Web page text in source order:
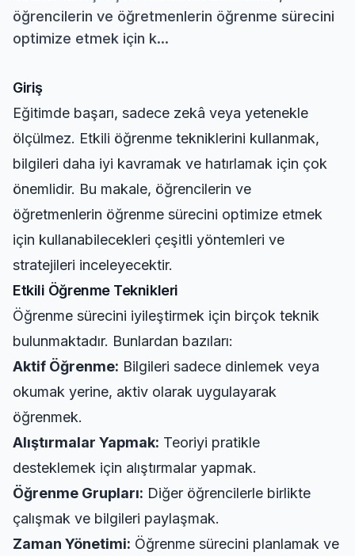
öğrencilerin ve öğretmenlerin öğrenme sürecini
optimize etmek için k...
Giriş
Eğitimde başarı, sadece zekâ veya yetenekle
ölçülmez. Etkili öğrenme tekniklerini kullanmak,
bilgileri daha iyi kavramak ve hatırlamak için çok
önemlidir. Bu makale, öğrencilerin ve
öğretmenlerin öğrenme sürecini optimize etmek
için kullanabilecekleri çeşitli yöntemleri ve
stratejileri inceleyecektir.
Etkili Öğrenme Teknikleri
Öğrenme sürecini iyileştirmek için birçok teknik
bulunmaktadır. Bunlardan bazıları:
Aktif Öğrenme: Bilgileri sadece dinlemek veya
okumak yerine, aktiv olarak uygulayarak
öğrenmek.
Alıştırmalar Yapmak: Teoriyi pratikle
desteklemek için alıştırmalar yapmak.
Öğrenme Grupları: Diğer öğrencilerle birlikte
çalışmak ve bilgileri paylaşmak.
Zaman Yönetimi: Öğrenme sürecini planlamak ve